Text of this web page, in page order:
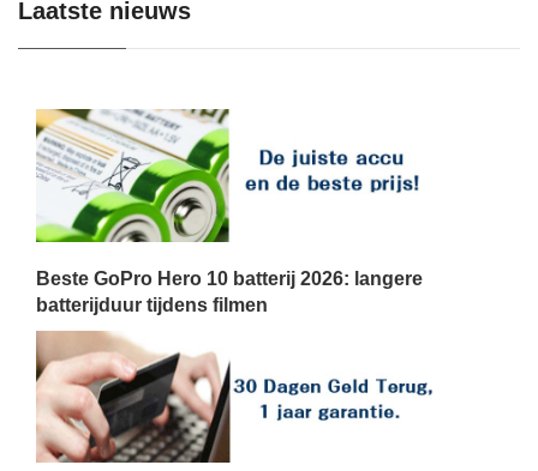
Laatste nieuws
Beste GoPro Hero 10 batterij 2026: langere
batterijduur tijdens filmen